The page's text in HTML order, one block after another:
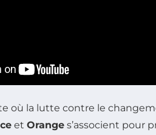
où la lutte contre le
et Orange s’associent pour